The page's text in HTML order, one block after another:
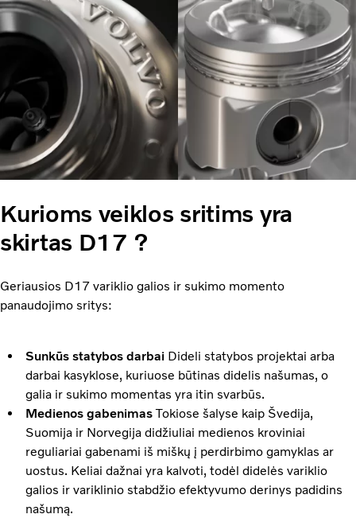
Kurioms veiklos sritims yra
skirtas D17 ?
Geriausios D17 variklio galios ir sukimo momento
panaudojimo sritys:
Sunkūs statybos darbai Dideli statybos projektai arba
darbai kasyklose, kuriuose būtinas didelis našumas, o
galia ir sukimo momentas yra itin svarbūs.
Medienos gabenimasTokiose šalyse kaip Švedija,
Suomija ir Norvegija didžiuliai medienos kroviniai
reguliariai gabenami iš miškų į perdirbimo gamyklas ar
uostus. Keliai dažnai yra kalvoti, todėl didelės variklio
galios ir variklinio stabdžio efektyvumo derinys padidins
našumą.